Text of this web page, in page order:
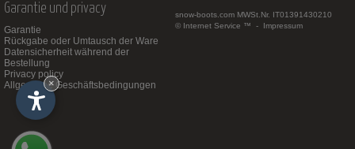
Garantie und privacy
Garantie
Rückgabe oder Umtausch der Ware
Datensicherheit während der
Bestellung
Privacy policy
Allgemeine Geschäftsbedingungen
snow-boots.com MWSt.Nr. IT01391430210
© Internet Service ™ - Impressum
×